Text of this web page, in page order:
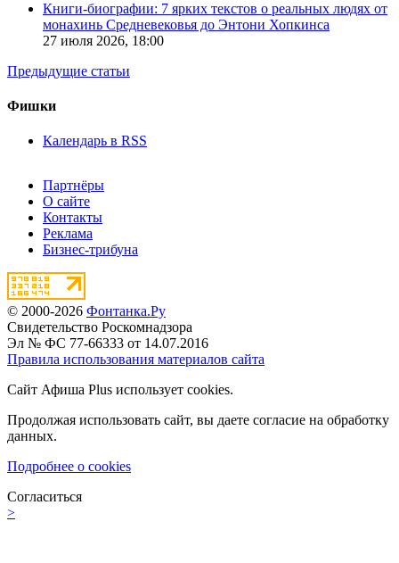
Книги-биографии: 7 ярких текстов о реальных людях от
монахинь Средневековья до Энтони Хопкинса
27 июля 2026, 18:00
Предыдущие статьи
Фишки
Календарь в RSS
Партнёры
О сайте
Контакты
Реклама
Бизнес-трибуна
© 2000-2026 Фонтанка.Ру
Свидетельство Роскомнадзора
Эл № ФС 77-66333 от 14.07.2016
Правила использования материалов сайта
Сайт Афиша Plus использует cookies.
Продолжая использовать сайт, вы даете согласие на обработку
данных.
Подробнее о cookies
Согласиться
>